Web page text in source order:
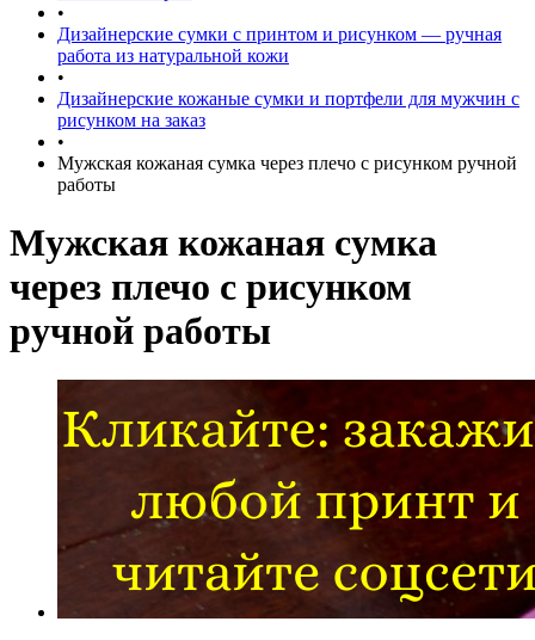
•
Дизайнерские сумки с принтом и рисунком — ручная
работа из натуральной кожи
•
Дизайнерские кожаные сумки и портфели для мужчин с
рисунком на заказ
•
Мужская кожаная сумка через плечо с рисунком ручной
работы
Мужская кожаная сумка
через плечо с рисунком
ручной работы